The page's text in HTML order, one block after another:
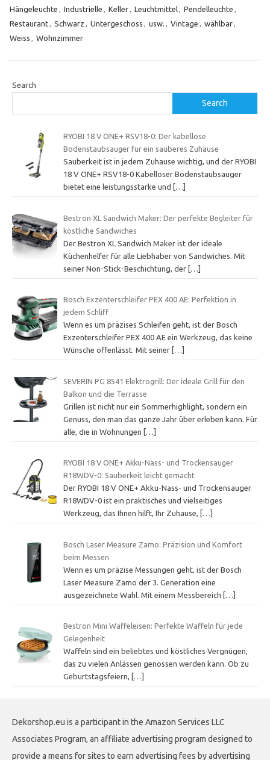
Hängeleuchte , Industrielle , Keller, Leuchtmittel, Pendelleuchte ,
Restaurant, Schwarz , Untergeschoss , usw. , Vintage , wählbar,
Weiss , Wohnzimmer
Search
Search
RYOBI 18 V ONE+ RSV18-0: Der kabellose
Bodenstaubsauger für ein sauberes Zuhause
Sauberkeit ist in jedem Zuhause wichtig, und der RYOBI
18 V ONE+ RSV18-0 Kabelloser Bodenstaubsauger
bietet eine leistungsstarke und
[…]
Bestron XL Sandwich Maker: Der perfekte Begleiter für
köstliche Sandwiches
Der Bestron XL Sandwich Maker ist der ideale
Küchenhelfer für alle Liebhaber von Sandwiches. Mit
seiner Non-Stick-Beschichtung, der […]
Bosch Exzenterschleifer PEX 400 AE: Perfektion in
jedem Schliff
Wenn es um präzises Schleifen geht, ist der Bosch
Exzenterschleifer PEX 400 AE ein Werkzeug, das keine
Wünsche offenlässt. Mit seiner […]
SEVERIN PG 8541 Elektrogrill: Der ideale Grill für den
Balkon und die Terrasse
Grillen ist nicht nur ein Sommerhighlight, sondern ein
Genuss, den man das ganze Jahr über erleben kann. Für
alle, die in Wohnungen […]
RYOBI 18 V ONE+ Akku-Nass- und Trockensauger
R18WDV-0: Sauberkeit leicht gemacht
Der RYOBI 18 V ONE+ Akku-Nass- und Trockensauger
R18WDV-0 ist ein praktisches und vielseitiges
Werkzeug, das Ihnen hilft, Ihr Zuhause,
[…]
Bosch Laser Measure Zamo: Präzision und Komfort
beim Messen
Wenn es um präzise Messungen geht, ist der Bosch
Laser Measure Zamo der 3. Generation eine
ausgezeichnete Wahl. Mit einem Messbereich […]
Bestron Mini Waffeleisen: Perfekte Waffeln für jede
Gelegenheit
Waffeln sind ein beliebtes und köstliches Vergnügen,
das zu vielen Anlässen genossen werden kann. Ob zu
Geburtstagsfeiern,
[…]
Dekorshop.eu is a participant in the Amazon Services LLC
Associates Program, an affiliate advertising program designed to
provide a means for sites to earn advertising fees by advertising